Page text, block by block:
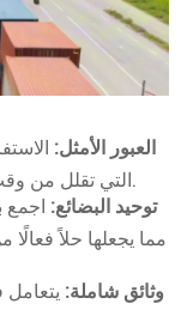
العبور الأمثل:
توحيد البضائع: اجمع
مما يجعلها حلاً
وثائق شاملة: يتعامل